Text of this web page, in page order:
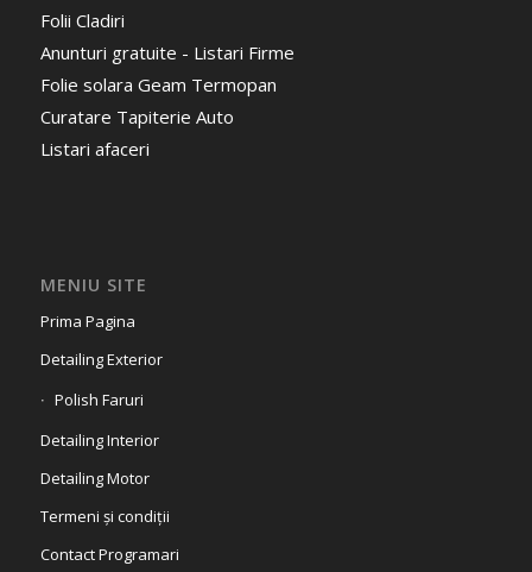
Folii Cladiri
Anunturi gratuite - Listari Firme
Folie solara Geam Termopan
Curatare Tapiterie Auto
Listari afaceri
MENIU SITE
Prima Pagina
Detailing Exterior
Polish Faruri
Detailing Interior
Detailing Motor
Termeni și condiții
Contact Programari